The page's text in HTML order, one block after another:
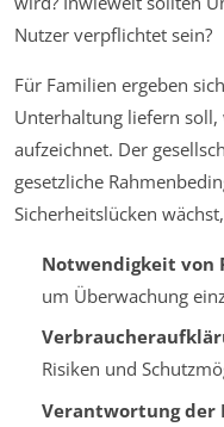
Nutzer verpflichtet sein?
Für Familien ergeben
Unterhaltung liefern
aufzeichnet. Der
gesetzliche
Sicherheitslücken
Notwendigkeit von
um Überwachung
Risiken und
Verantwortung der